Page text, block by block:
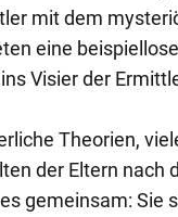
mit dem
eine
Visier der
Theorien,
der Eltern nach
gemeinsam: Sie